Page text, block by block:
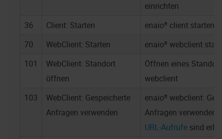
einrichten
36
Client: Starten enaio® client starten
70
WebClient: Starten enaio® webclient
101
WebClient: Standort
öffnen
Öffnen eines
webclient
103
WebClient: Gespeicherte
Anfragen verwenden
enaio® webclient:
Anfragen verwenden
URL-Aufrufe sind